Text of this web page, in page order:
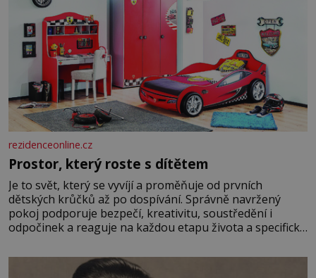
rezidenceonline.cz
Prostor, který roste s dítětem
Je to svět, který se vyvíjí a proměňuje od prvních
dětských krůčků až po dospívání. Správně navržený
pokoj podporuje bezpečí, kreativitu, soustředění i
odpočinek a reaguje na každou etapu života a specifické
měkkost a bezpečí, proto by pokoj miminka měl působit
především klidně a útulně. Předškolní věk je